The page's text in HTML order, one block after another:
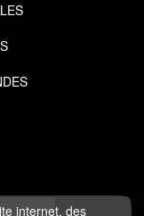
internet, des